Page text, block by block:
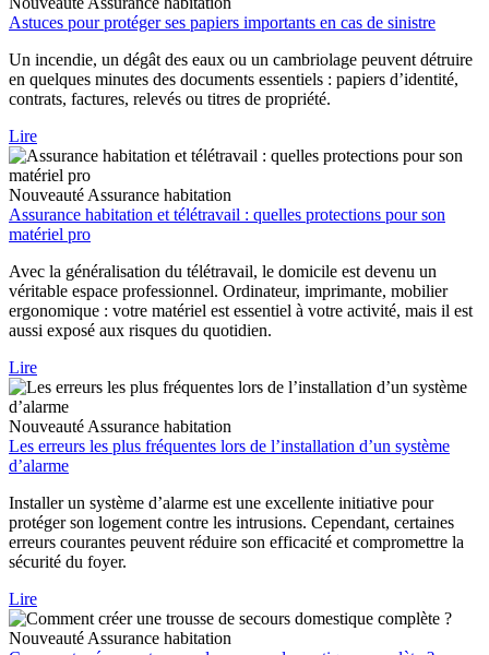
Astuces pour protéger ses papiers importants en cas de sinistre
Un incendie, un dégât des eaux ou un cambriolage peuvent détruire
en quelques minutes des documents essentiels : papiers d’identité,
contrats, factures, relevés ou titres de propriété.
Lire
Nouveauté Assurance habitation
Assurance habitation et télétravail : quelles protections pour son
matériel pro
Avec la généralisation du télétravail, le domicile est devenu un
véritable espace professionnel. Ordinateur, imprimante, mobilier
ergonomique : votre matériel est essentiel à votre activité, mais il est
aussi exposé aux risques du quotidien.
Lire
Nouveauté Assurance habitation
Les erreurs les plus fréquentes lors de l’installation d’un système
d’alarme
Installer un système d’alarme est une excellente initiative pour
protéger son logement contre les intrusions. Cependant, certaines
erreurs courantes peuvent réduire son efficacité et compromettre la
sécurité du foyer.
Lire
Nouveauté Assurance habitation